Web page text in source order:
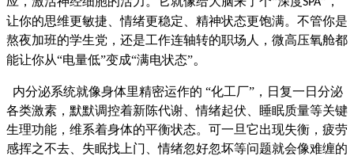
让你的思维更敏捷、情绪更稳定、精神状态更饱满。不管你是
熬夜加班的学生党，还是工作连轴转的职场人，微高压氧舱都
能让你从“电量低”变成“满电状态”。
内分泌系统就像身体里精密运作的 “化工厂”，日复一日分泌
各类激素，默默调控着新陈代谢、情绪起伏、睡眠质量等关键
生理功能，维系着身体的平衡状态。可一旦它出现失衡，疲劳
感挥之不去、失眠找上门、情绪忽好忽坏等问题就会像难缠的